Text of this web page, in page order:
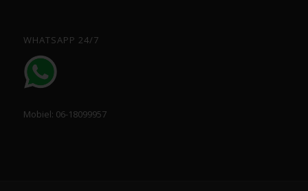
WHATSAPP 24/7
Mobiel: 06-18099957